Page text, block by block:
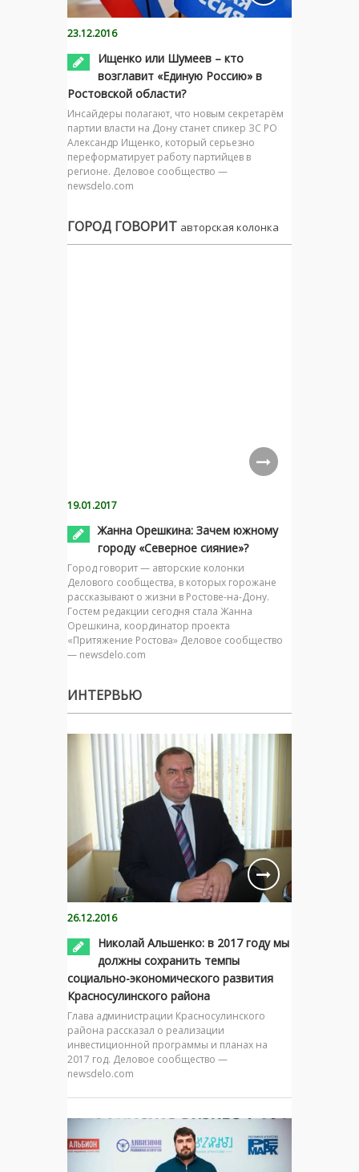
23.12.2016
Ищенко или Шумеев – кто
возглавит «Единую Россию» в
Ростовской области?
Инсайдеры полагают, что новым секретарём
партии власти на Дону станет спикер ЗС РО
Александр Ищенко, который серьезно
переформатирует работу партийцев в
регионе. Деловое сообщество —
newsdelo.com
ГОРОД ГОВОРИТ авторская колонка
19.01.2017
Жанна Орешкина: Зачем южному
городу «Северное сияние»?
Город говорит — авторские колонки
Делового сообщества, в которых горожане
рассказывают о жизни в Ростове-на-Дону.
Гостем редакции сегодня стала Жанна
Орешкина, координатор проекта
«Притяжение Ростова» Деловое сообщество
— newsdelo.com
ИНТЕРВЬЮ
26.12.2016
Николай Альшенко: в 2017 году мы
должны сохранить темпы
социально-экономического развития
Красносулинского района
Глава администрации Красносулинского
района рассказал о реализации
инвестиционной программы и планах на
2017 год. Деловое сообщество —
newsdelo.com